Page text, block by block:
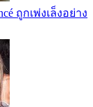
ถูกเพ่งเล็งอย่าง